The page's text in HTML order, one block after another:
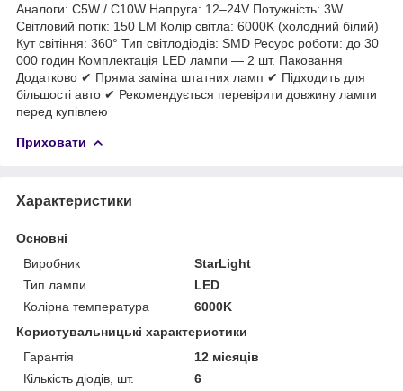
Аналоги: C5W / C10W Напруга: 12–24V Потужність: 3W
Світловий потік: 150 LM Колір світла: 6000K (холодний білий)
Кут світіння: 360° Тип світлодіодів: SMD Ресурс роботи: до 30
000 годин Комплектація LED лампи — 2 шт. Паковання
Додатково ✔ Пряма заміна штатних ламп ✔ Підходить для
більшості авто ✔ Рекомендується перевірити довжину лампи
перед купівлею
Приховати
Характеристики
Основні
Виробник
StarLight
Тип лампи
LED
Колірна температура
6000K
Користувальницькі характеристики
Гарантія
12 місяців
Кількість діодів, шт.
6